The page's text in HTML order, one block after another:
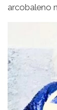
arcobaleno